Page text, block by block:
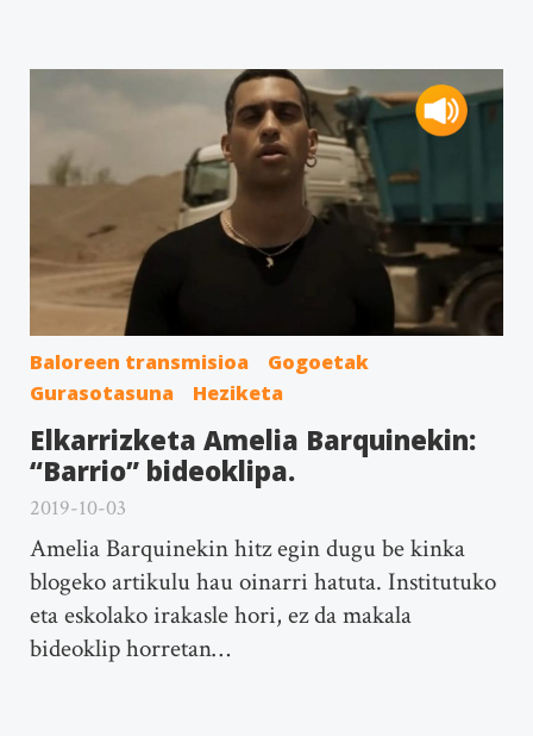
Baloreen transmisioa
Gogoetak
Gurasotasuna
Heziketa
Elkarrizketa Amelia Barquinekin:
“Barrio” bideoklipa.
2019-10-03
Amelia Barquinekin hitz egin dugu be kinka
blogeko artikulu hau oinarri hatuta. Institutuko
eta eskolako irakasle hori, ez da makala
bideoklip horretan…